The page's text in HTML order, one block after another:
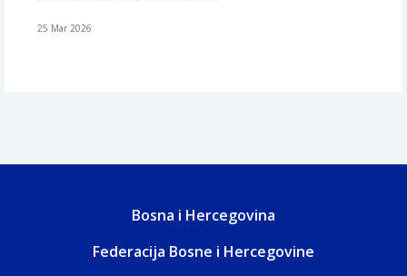
25 Mar 2026
Bosna i Hercegovina
Federacija Bosne i Hercegovine